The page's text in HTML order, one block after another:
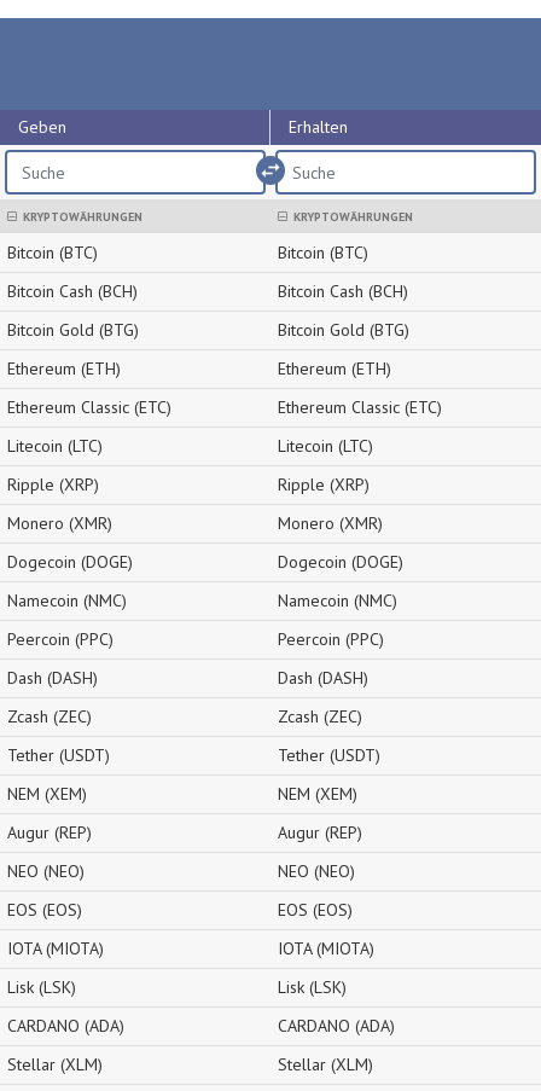
Geben Erhalten
import_export
KRYPTOWÄHRUNGEN
Bitcoin (BTC)
Bitcoin Cash (BCH)
Bitcoin Gold (BTG)
Ethereum (ETH)
Ethereum Classic (ETC)
Litecoin (LTC)
Ripple (XRP)
Monero (XMR)
Dogecoin (DOGE)
Namecoin (NMC)
Peercoin (PPC)
Dash (DASH)
Zcash (ZEC)
Tether (USDT)
NEM (XEM)
Augur (REP)
NEO (NEO)
EOS (EOS)
IOTA (MIOTA)
Lisk (LSK)
CARDANO (ADA)
Stellar (XLM)
KRYPTOWÄHRUNGEN
Bitcoin (BTC)
Bitcoin Cash (BCH)
Bitcoin Gold (BTG)
Ethereum (ETH)
Ethereum Classic (ETC)
Litecoin (LTC)
Ripple (XRP)
Monero (XMR)
Dogecoin (DOGE)
Namecoin (NMC)
Peercoin (PPC)
Dash (DASH)
Zcash (ZEC)
Tether (USDT)
NEM (XEM)
Augur (REP)
NEO (NEO)
EOS (EOS)
IOTA (MIOTA)
Lisk (LSK)
CARDANO (ADA)
Stellar (XLM)